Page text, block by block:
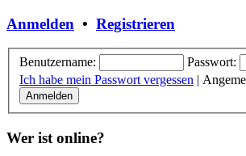
Anmelden • Registrieren
Benutzername:
Passwort:
Ich habe mein Passwort vergessen |
Wer ist online?